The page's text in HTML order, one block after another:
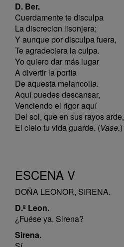
D. Ber.
Cuerdamente te disculpa
La discrecion lisonjera;
Y aunque por disculpa fuera,
Te agradeciera la culpa.
Yo quiero dar más lugar
A divertir la porfía
De aquesta melancolía.
Aquí puedes descansar,
Venciendo el rigor aquí
Del sol, que en sus rayos arde,
El cielo tu vida guarde. (Vase.)
ESCENA V
DOÑA LEONOR, SIRENA.
D.ª Leon.
¿Fuése ya, Sirena?
Sirena.